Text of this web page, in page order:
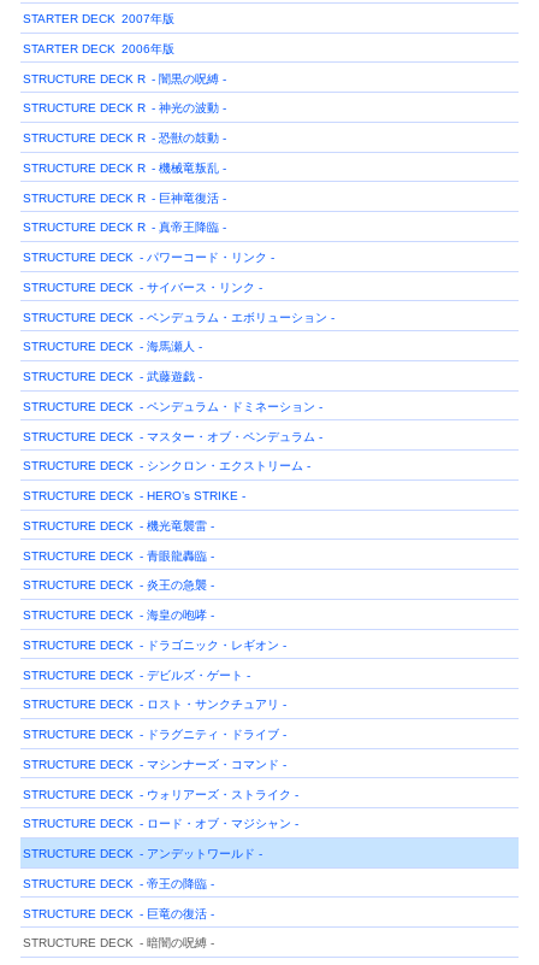
STARTER DECK 2007年版
STARTER DECK 2006年版
STRUCTURE DECK R - 闇黒の呪縛 -
STRUCTURE DECK R - 神光の波動 -
STRUCTURE DECK R - 恐獣の鼓動 -
STRUCTURE DECK R - 機械竜叛乱 -
STRUCTURE DECK R - 巨神竜復活 -
STRUCTURE DECK R - 真帝王降臨 -
STRUCTURE DECK - パワーコード・リンク -
STRUCTURE DECK - サイバース・リンク -
STRUCTURE DECK - ペンデュラム・エボリューション -
STRUCTURE DECK - 海馬瀬人 -
STRUCTURE DECK - 武藤遊戯 -
STRUCTURE DECK - ペンデュラム・ドミネーション -
STRUCTURE DECK - マスター・オブ・ペンデュラム -
STRUCTURE DECK - シンクロン・エクストリーム -
STRUCTURE DECK - HERO’s STRIKE -
STRUCTURE DECK - 機光竜襲雷 -
STRUCTURE DECK - 青眼龍轟臨 -
STRUCTURE DECK - 炎王の急襲 -
STRUCTURE DECK - 海皇の咆哮 -
STRUCTURE DECK - ドラゴニック・レギオン -
STRUCTURE DECK - デビルズ・ゲート -
STRUCTURE DECK - ロスト・サンクチュアリ -
STRUCTURE DECK - ドラグニティ・ドライブ -
STRUCTURE DECK - マシンナーズ・コマンド -
STRUCTURE DECK - ウォリアーズ・ストライク -
STRUCTURE DECK - ロード・オブ・マジシャン -
STRUCTURE DECK - アンデットワールド -
STRUCTURE DECK - 帝王の降臨 -
STRUCTURE DECK - 巨竜の復活 -
STRUCTURE DECK - 暗闇の呪縛 -